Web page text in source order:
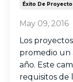
Éxito De
May 09, 2016
Los
promedio un
año. Este
requisitos de